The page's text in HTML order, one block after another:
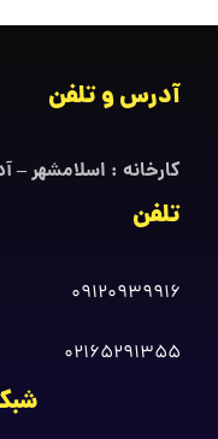
آدرس و تلفن
کارخانه : اسلامشهر –
تلفن
09120939916
02165291355